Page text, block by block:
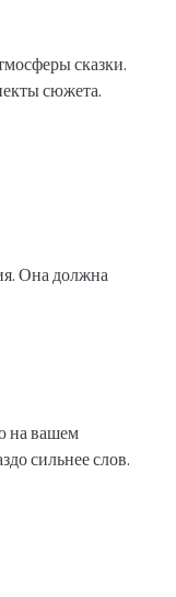
сказки.
сюжета.
Она должна
на вашем
сильнее слов.